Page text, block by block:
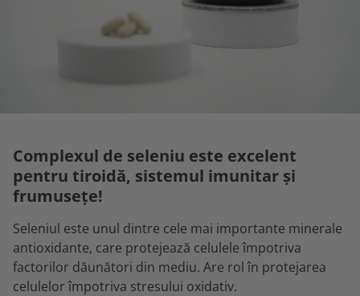
Complexul de seleniu este excelent
pentru tiroidă, sistemul imunitar și
frumusețe!
Seleniul este unul dintre cele mai importante minerale
antioxidante, care protejează celulele împotriva
factorilor dăunători din mediu. Are rol în protejarea
celulelor împotriva stresului oxidativ.